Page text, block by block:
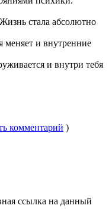
стала абсолютно
меняет и внутренние
и внутри тебя
комментарий )
ссылка на данный